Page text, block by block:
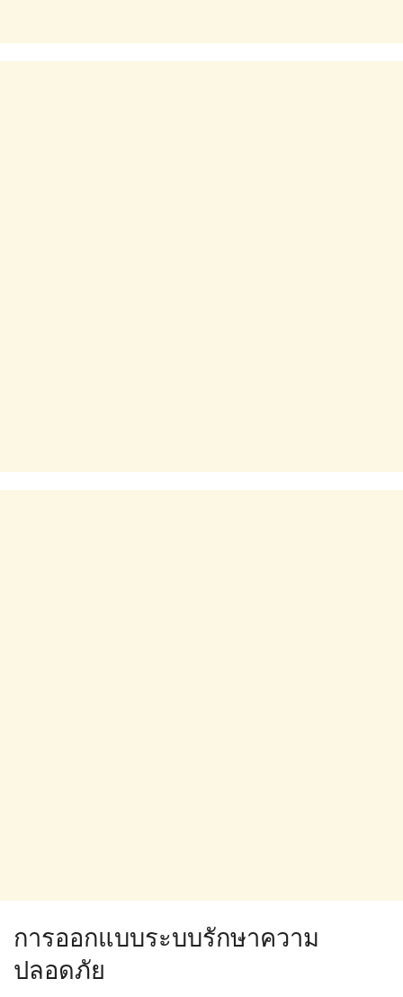
การออกแบบระบบรักษาความ
ปลอดภัย